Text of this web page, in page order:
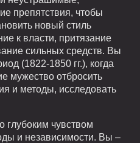
препятствия, чтобы
новый стиль
к власти, притязание
сильных средств. Вы
(1822-1850 гг.), когда
мужество отбросить
и методы, исследовать
чувством
и независимости. Вы –